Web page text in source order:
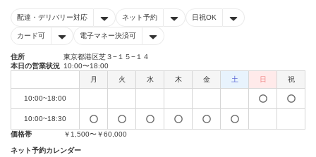
配達・デリバリー対応 ネット予約 日祝OK
カード可 電子マネー決済可
住所
東京都港区芝３−１５−１４
本日の営業状況 10:00〜18:00
月
火 水 木 金 土 日 祝
10:00~18:00
10:00~18:30
価格帯
￥1,500〜￥60,000
ネット予約カレンダー